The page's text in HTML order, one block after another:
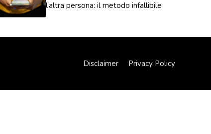
l’altra persona: il metodo infallibile
Disclaimer Privacy Policy